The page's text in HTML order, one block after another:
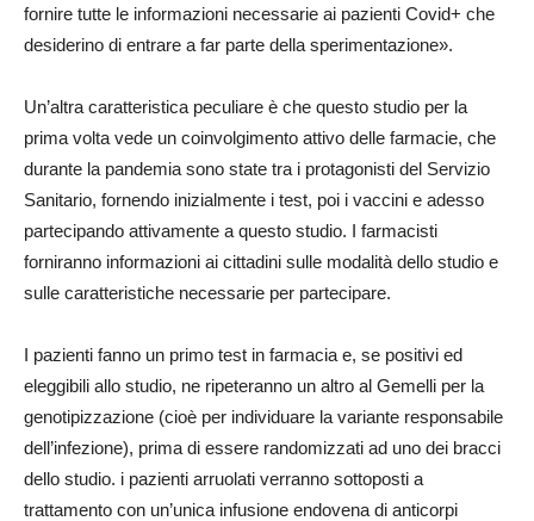
fornire tutte le informazioni necessarie ai pazienti Covid+ che
desiderino di entrare a far parte della sperimentazione».
Un’altra caratteristica peculiare è che questo studio per la
prima volta vede un coinvolgimento attivo delle farmacie, che
durante la pandemia sono state tra i protagonisti del Servizio
Sanitario, fornendo inizialmente i test, poi i vaccini e adesso
partecipando attivamente a questo studio. I farmacisti
forniranno informazioni ai cittadini sulle modalità dello studio e
sulle caratteristiche necessarie per partecipare.
I pazienti fanno un primo test in farmacia e, se positivi ed
eleggibili allo studio, ne ripeteranno un altro al Gemelli per la
genotipizzazione (cioè per individuare la variante responsabile
dell’infezione), prima di essere randomizzati ad uno dei bracci
dello studio. i pazienti arruolati verranno sottoposti a
trattamento con un’unica infusione endovena di anticorpi